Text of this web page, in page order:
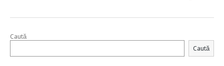
Caută
Caută